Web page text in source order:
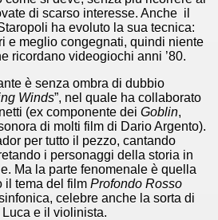
di scarso interesse. Anche il
ha evoluto la sua tecnica:
e meglio congegnati, quindi niente
ricordano videogiochi anni ’80.
è senza ombra di dubbio
Winds”, nel quale ha collaborato
(ex componente dei Goblin,
di molti film di Dario Argento).
per tutto il pezzo, cantando
i personaggi della storia in
Ma la parte fenomenale è quella
il tema del film Profondo Rosso
celebre anche la sorta di
Luca e il violinista.
mese di Dicembre 2013.